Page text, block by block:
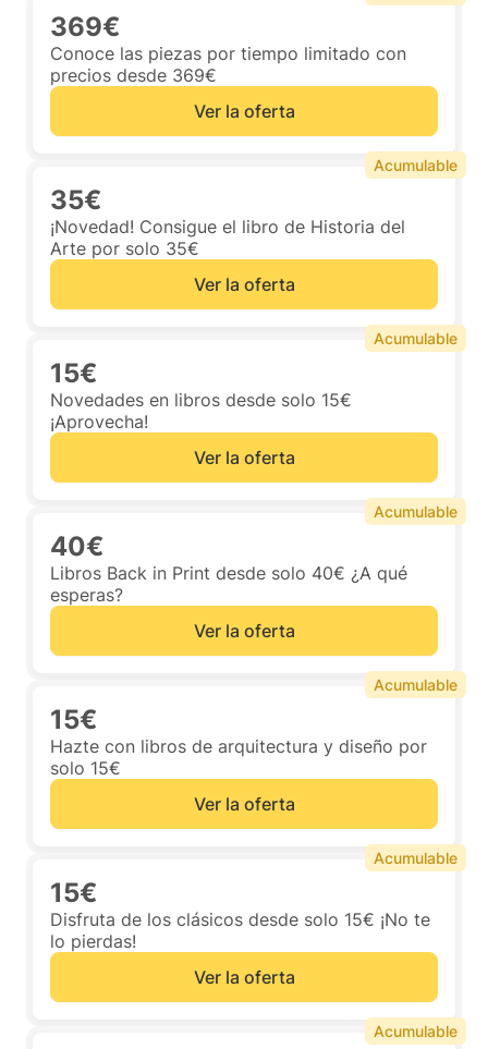
369€
Conoce las piezas por tiempo limitado con
precios desde 369€
Ver la oferta
35€
¡Novedad! Consigue el libro de Historia del
Arte por solo 35€
Ver la oferta
Acumulable
15€
Novedades en libros desde solo 15€
¡Aprovecha!
Ver la oferta
Acumulable
40€
Libros Back in Print desde solo 40€ ¿A qué
esperas?
Ver la oferta
Acumulable
15€
Hazte con libros de arquitectura y diseño por
solo 15€
Ver la oferta
Acumulable
15€
Disfruta de los clásicos desde solo 15€ ¡No te
lo pierdas!
Ver la oferta
Acumulable
Acumulable